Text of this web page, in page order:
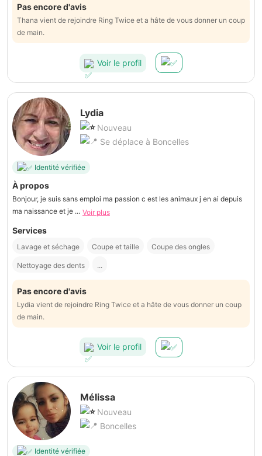
Pas encore d'avis
Thana vient de rejoindre Ring Twice et a hâte de vous donner un coup
de main.
Voir le profil
Lydia
Nouveau
Se déplace à Boncelles
Identité vérifiée
À propos
Bonjour, je suis sans emploi ma passion c est les animaux j en ai depuis
ma naissance et je ... Voir plus
Services
Lavage et séchage Coupe et taille Coupe des ongles
Nettoyage des dents ...
Pas encore d'avis
Lydia vient de rejoindre Ring Twice et a hâte de vous donner un coup
de main.
Voir le profil
Mélissa
Nouveau
Boncelles
Identité vérifiée